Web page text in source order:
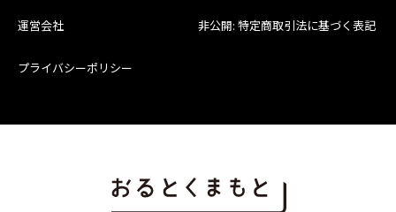
運営会社 非公開: 特定商取引法に基づく表記
プライバシーポリシー